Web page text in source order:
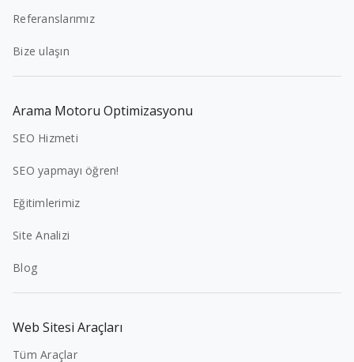
Referanslarımız
Bize ulaşın
Arama Motoru Optimizasyonu
SEO Hizmeti
SEO yapmayı öğren!
Eğitimlerimiz
Site Analizi
Blog
Web Sitesi Araçları
Tüm Araçlar